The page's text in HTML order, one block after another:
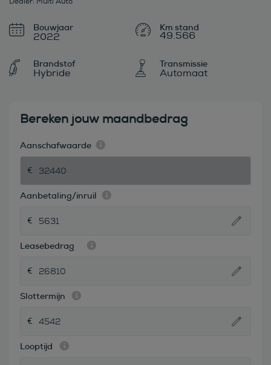
Bouwjaar
2022 49.566
Brandstof
Hybride
Transmissie
Automaat
Bereken jouw maandbedrag
Aanschafwaarde
Aanbetaling/inruil
Leasebedrag
Slottermijn
Looptijd